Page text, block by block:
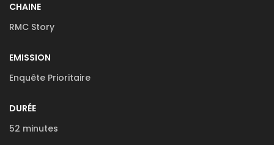
CHAINE
RMC Story
EMISSION
Enquête Prioritaire
DURÉE
52 minutes